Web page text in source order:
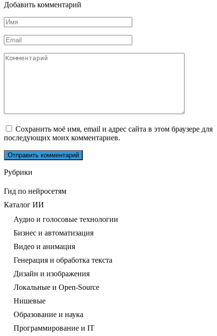
Добавить комментарий
Имя
*
Email
*
Комментарий
Сохранить моё имя, email и адрес сайта в этом браузере для
последующих моих комментариев.
Рубрики
Гид по нейросетям
Каталог ИИ
Аудио и голосовые технологии
Бизнес и автоматизация
Видео и анимация
Генерация и обработка текста
Дизайн и изображения
Локальные и Open-Source
Нишевые
Образование и наука
Программирование и IT